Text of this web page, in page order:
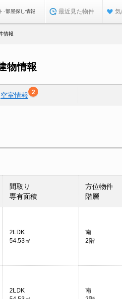
･部屋探し情報 最近見た物件 気
情報
物情報
空室情報 2
間取り
専有面積
方位物件
階層
2LDK
54.53㎡
南
2階
2LDK
南